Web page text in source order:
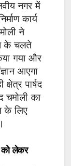
नगर में
कार्य
ने
के चलते
गया और
आएगा
पार्षद
चमोली का
के लिए
को लेकर